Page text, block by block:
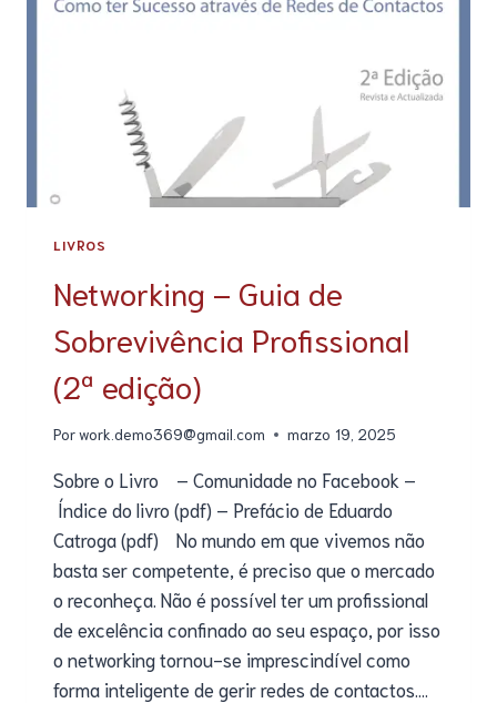
LIVROS
Networking – Guia de
Sobrevivência Profissional
(2ª edição)
Porwork.demo369@gmail.com marzo 19, 2025
Sobre o Livro – Comunidade no Facebook –
Índice do livro (pdf) – Prefácio de Eduardo
Catroga (pdf) No mundo em que vivemos não
basta ser competente, é preciso que o mercado
o reconheça. Não é possível ter um profissional
de excelência confinado ao seu espaço, por isso
o networking tornou-se imprescindível como
forma inteligente de gerir redes de contactos….